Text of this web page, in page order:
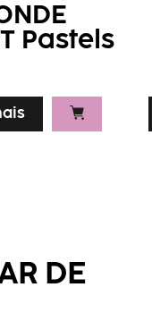
Pastels
DE